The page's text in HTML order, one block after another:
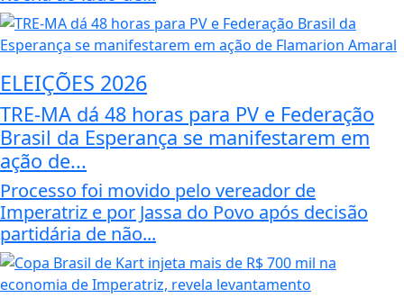
ELEIÇÕES 2026
TRE-MA dá 48 horas para PV e Federação
Brasil da Esperança se manifestarem em
ação de...
Processo foi movido pelo vereador de
Imperatriz e por Jassa do Povo após decisão
partidária de não...